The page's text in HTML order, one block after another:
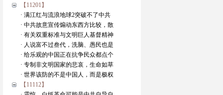
【11201】
· 满江红与流浪地球2突破不了中共
· 中共故意宣传煽动东西方比较，散
· 有关双重标准与文明巨人基督精神
· 人说富不过叁代，洗脑、愚民也是
· 给乐观的中国正在抗争民众都点个
· 专制非文明国家的悲哀，生命如草
· 世界该防的不是中国人，而是极权
【11112】